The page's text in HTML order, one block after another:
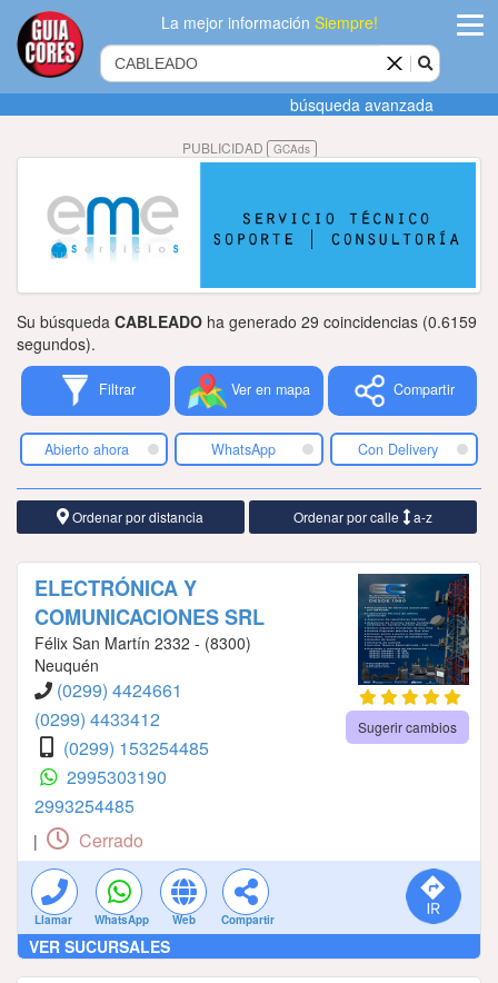
La mejor informaciónSiempre!
Agregar
empresa
datos
Publicidad
Tiendacores
Contactenos
búsqueda avanzada
PUBLICIDAD GCAds
Su búsqueda CABLEADO ha generado 29 coincidencias (0.6159
segundos).
Filtrar Ver en mapa Compartir
Abierto ahora WhatsApp Con Delivery
Ordenar por distancia Ordenar por calle a-z
ELECTRÓNICA Y
COMUNICACIONES SRL
Félix San Martín 2332 - (8300)
Neuquén
(0299) 4424661
(0299) 4433412
(0299) 153254485
2995303190
2993254485
Sugerir cambios
| Cerrado
Llamar WhatsApp Web Compartir
VER SUCURSALES